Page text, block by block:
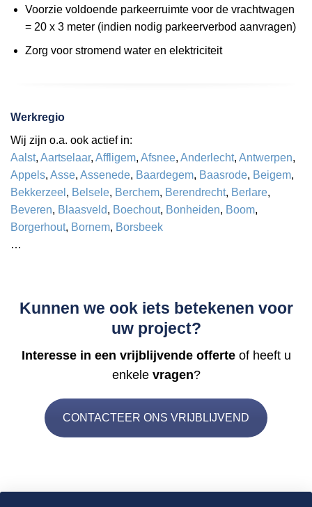
Voorzie voldoende parkeerruimte voor de vrachtwagen
= 20 x 3 meter (indien nodig parkeerverbod aanvragen)
Zorg voor stromend water en elektriciteit
Werkregio
Wij zijn o.a. ook actief in:
Aalst, Aartselaar, Affligem, Afsnee, Anderlecht, Antwerpen,
Appels, Asse, Assenede, Baardegem, Baasrode, Beigem,
Bekkerzeel , Belsele, Berchem, Berendrecht, Berlare,
Beveren, Blaasveld, Boechout, Bonheiden, Boom,
Borgerhout, Bornem, Borsbeek
…
Kunnen we ook iets betekenen voor
uw project?
Interesse in een vrijblijvende offerte of heeft u
enkelevragen?
CONTACTEER ONS VRIJBLIJVEND